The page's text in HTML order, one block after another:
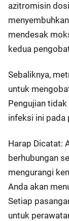
azitromisin
mendesak
kedua
Sebaliknya,
untuk
Pengujian
infeksi ini pada
Harap Dicatat:
berhubungan
mengurangi
Anda akan
Setiap
untuk